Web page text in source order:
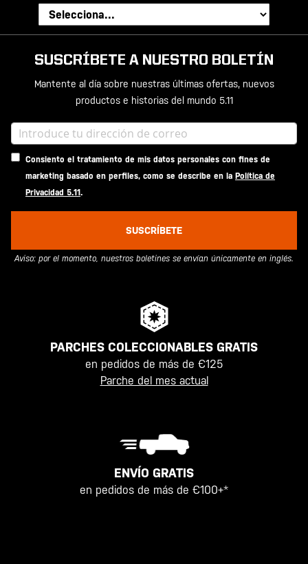
SUSCRÍBETE A NUESTRO BOLETÍN
Mantente al día sobre nuestras últimas ofertas, nuevos
productos e historias del mundo 5.11
Consiento el tratamiento de mis datos personales con fines de
marketing basado en perfiles, como se describe en la Política de
Privacidad 5.11.
SUSCRÍBETE
Aviso: por el momento, nuestros boletines se envían únicamente en inglés.
PARCHES COLECCIONABLES GRATIS
en pedidos de más de €125
Parche del mes actual
ENVÍO GRATIS
en pedidos de más de €100+*